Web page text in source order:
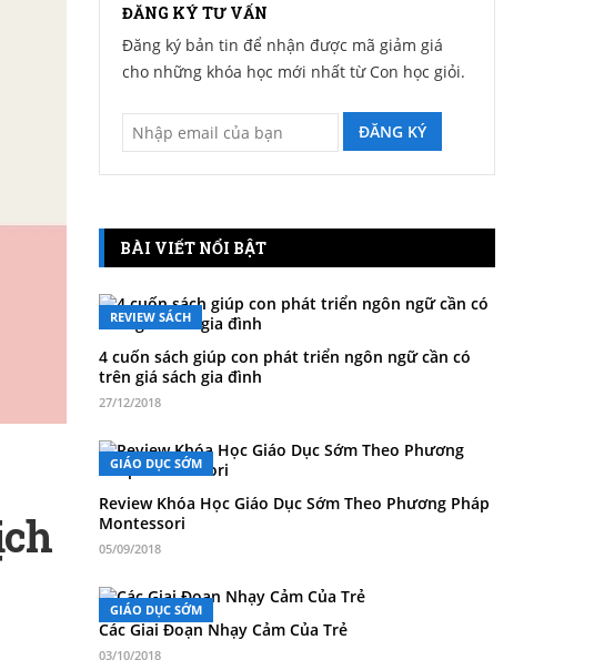
ĐĂNG KÝ TƯ VẤN
Đăng ký bản tin để nhận được mã giảm giá
cho những khóa học mới nhất từ Con học giỏi.
ĐĂNG KÝ
BÀI VIẾT NỔI BẬT
REVIEW SÁCH
4 cuốn sách giúp con phát triển ngôn ngữ cần có
trên giá sách gia đình
27/12/2018
GIÁO DỤC SỚM
Review Khóa Học Giáo Dục Sớm Theo Phương Pháp
Montessori
05/09/2018
GIÁO DỤC SỚM
Các Giai Đoạn Nhạy Cảm Của Trẻ
03/10/2018